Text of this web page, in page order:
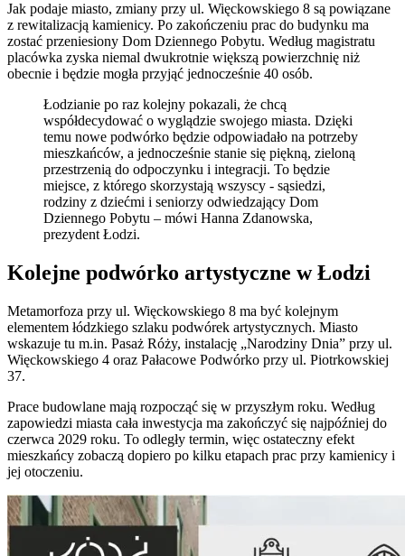
Jak podaje miasto, zmiany przy ul. Więckowskiego 8 są powiązane
z rewitalizacją kamienicy. Po zakończeniu prac do budynku ma
zostać przeniesiony Dom Dziennego Pobytu. Według magistratu
placówka zyska niemal dwukrotnie większą powierzchnię niż
obecnie i będzie mogła przyjąć jednocześnie 40 osób.
Łodzianie po raz kolejny pokazali, że chcą
współdecydować o wyglądzie swojego miasta. Dzięki
temu nowe podwórko będzie odpowiadało na potrzeby
mieszkańców, a jednocześnie stanie się piękną, zieloną
przestrzenią do odpoczynku i integracji. To będzie
miejsce, z którego skorzystają wszyscy - sąsiedzi,
rodziny z dziećmi i seniorzy odwiedzający Dom
Dziennego Pobytu – mówi Hanna Zdanowska,
prezydent Łodzi.
Kolejne podwórko artystyczne w Łodzi
Metamorfoza przy ul. Więckowskiego 8 ma być kolejnym
elementem łódzkiego szlaku podwórek artystycznych. Miasto
wskazuje tu m.in. Pasaż Róży, instalację „Narodziny Dnia” przy ul.
Więckowskiego 4 oraz Pałacowe Podwórko przy ul. Piotrkowskiej
37.
Prace budowlane mają rozpocząć się w przyszłym roku. Według
zapowiedzi miasta cała inwestycja ma zakończyć się najpóźniej do
czerwca 2029 roku. To odległy termin, więc ostateczny efekt
mieszkańcy zobaczą dopiero po kilku etapach prac przy kamienicy i
jej otoczeniu.